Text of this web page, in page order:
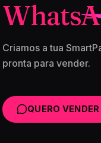
Criamos a tua
pronta para vender.
QUERO